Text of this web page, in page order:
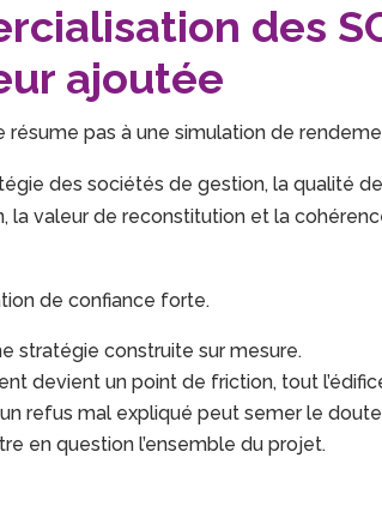
des
ajoutée
résume pas à une simulation de
des sociétés de gestion, la qualité
la valeur de reconstitution et la
de confiance forte.
stratégie construite sur mesure.
devient un point de friction, tout
refus mal expliqué peut semer le
en question l’ensemble du projet.